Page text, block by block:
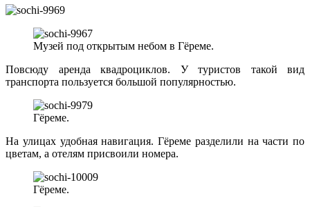
Музей под открытым небом в Гёреме.
Повсюду аренда квадроциклов. У туристов такой вид
транспорта пользуется большой популярностью.
Гёреме.
На улицах удобная навигация. Гёреме разделили на части по
цветам, а отелям присвоили номера.
Гёреме.